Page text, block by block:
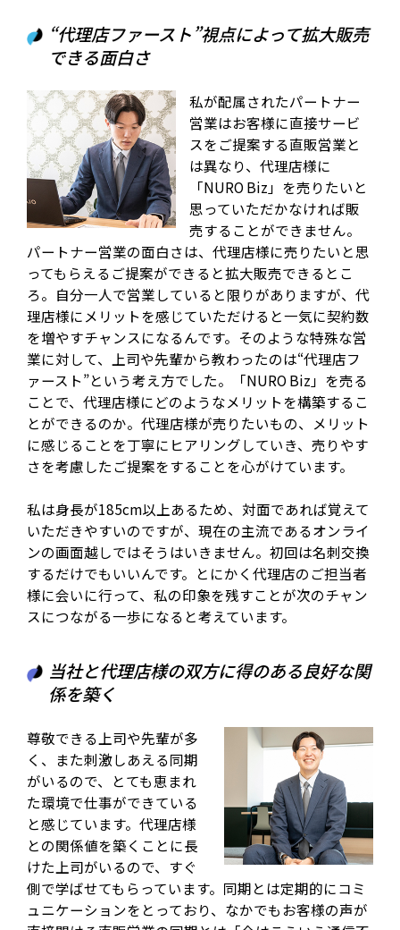
“代理店ファースト”視点によって拡大販売
できる面白さ
私が配属されたパートナー
営業はお客様に直接サービ
スをご提案する直販営業と
は異なり、代理店様に
「NURO Biz」を売りたいと
思っていただかなければ販
売することができません。
パートナー営業の面白さは、代理店様に売りたいと思
ってもらえるご提案ができると拡大販売できるとこ
ろ。自分一人で営業していると限りがありますが、代
理店様にメリットを感じていただけると一気に契約数
を増やすチャンスになるんです。そのような特殊な営
業に対して、上司や先輩から教わったのは“代理店フ
ァースト”という考え方でした。「NURO Biz」を売る
ことで、代理店様にどのようなメリットを構築するこ
とができるのか。代理店様が売りたいもの、メリット
に感じることを丁寧にヒアリングしていき、売りやす
さを考慮したご提案をすることを心がけています。
私は身長が185cm以上あるため、対面であれば覚えて
いただきやすいのですが、現在の主流であるオンライ
ンの画面越しではそうはいきません。初回は名刺交換
するだけでもいいんです。とにかく代理店のご担当者
様に会いに行って、私の印象を残すことが次のチャン
スにつながる一歩になると考えています。
当社と代理店様の双方に得のある良好な関
係を築く
尊敬できる上司や先輩が多
く、また刺激しあえる同期
がいるので、とても恵まれ
た環境で仕事ができている
と感じています。代理店様
との関係値を築くことに長
けた上司がいるので、すぐ
側で学ばせてもらっています。同期とは定期的にコミ
ュニケーションをとっており、なかでもお客様の声が